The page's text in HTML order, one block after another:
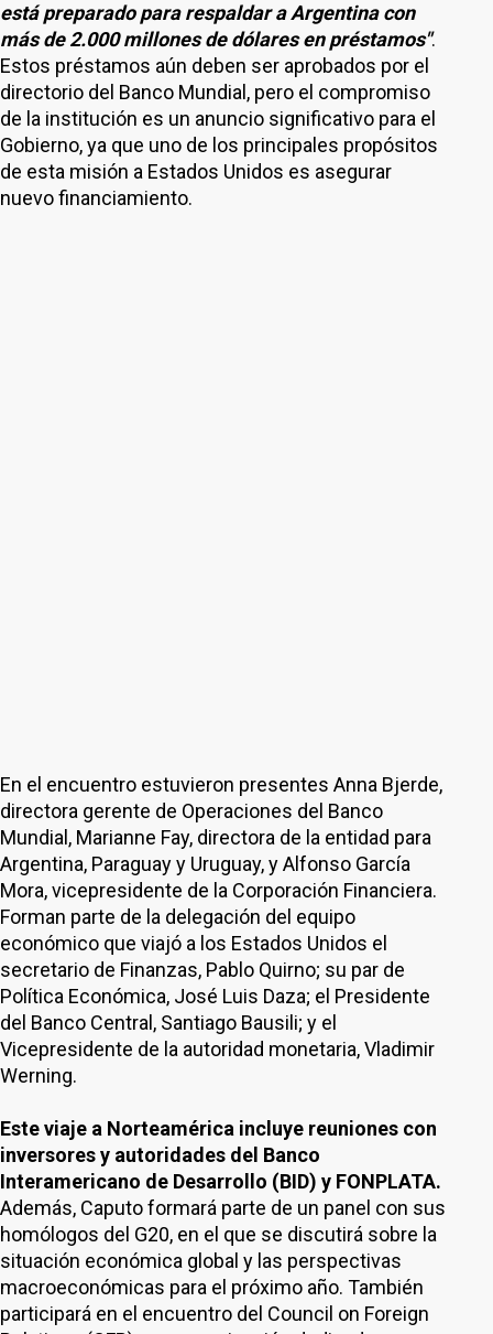
está preparado para respaldar a Argentina con
más de 2.000 millones de dólares en préstamos".
Estos préstamos aún deben ser aprobados por el
directorio del Banco Mundial, pero el compromiso
de la institución es un anuncio significativo para el
Gobierno, ya que uno de los principales propósitos
de esta misión a Estados Unidos es asegurar
nuevo financiamiento.
En el encuentro estuvieron presentes Anna Bjerde,
directora gerente de Operaciones del Banco
Mundial, Marianne Fay, directora de la entidad para
Argentina, Paraguay y Uruguay, y Alfonso García
Mora, vicepresidente de la Corporación Financiera.
Forman parte de la delegación del equipo
económico que viajó a los Estados Unidos el
secretario de Finanzas, Pablo Quirno; su par de
Política Económica, José Luis Daza; el Presidente
del Banco Central, Santiago Bausili; y el
Vicepresidente de la autoridad monetaria, Vladimir
Werning.
Este viaje a Norteamérica incluye reuniones con
inversores y autoridades del Banco
Interamericano de Desarrollo (BID) y FONPLATA.
Además, Caputo formará parte de un panel con sus
homólogos del G20, en el que se discutirá sobre la
situación económica global y las perspectivas
macroeconómicas para el próximo año. También
participará en el encuentro del Council on Foreign